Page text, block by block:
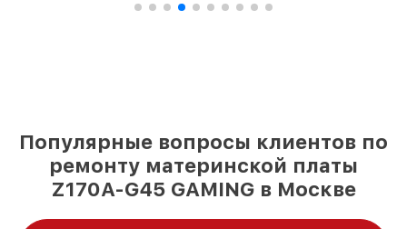
Популярные вопросы клиентов по
ремонту материнской платы
Z170A-G45 GAMING в Москве